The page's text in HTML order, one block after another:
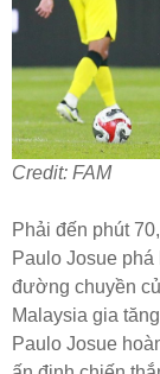
Credit: FAM
Phải đến phút
Paulo Josue
đường chuyền
Malaysia gia
Paulo Josue